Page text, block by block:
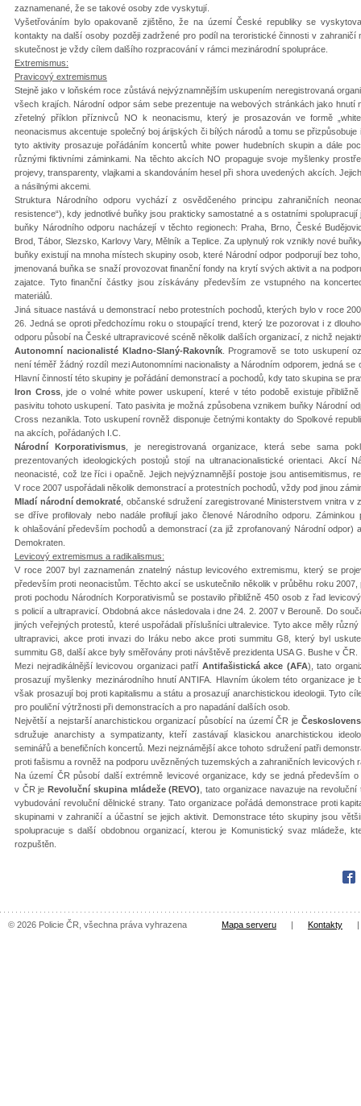
zaznamenané, že se takové osoby zde vyskytují.
Vyšetřováním bylo opakovaně zjištěno, že na území České republiky se
kontakty na další osoby později zadržené pro podíl na teroristické činnosti v
skutečnost je vždy cílem dalšího rozpracování v rámci mezinárodní spolupráce.
Extremismus:
Pravicový extremismus
Stejně jako v loňském roce zůstává nejvýznamnějším uskupením neregistrovaná
všech krajích. Národní odpor sám sebe prezentuje na webových stránkách jako hnutí
zřetelný příklon příznivců NO k neonacismu, který je prosazován ve formě
neonacismus akcentuje společný boj árijských či bílých národů a tomu se
tyto aktivity prosazuje pořádáním koncertů white power hudebních skupin a dále
různými fiktivními záminkami. Na těchto akcích NO propaguje svoje myšlenky
projevy, transparenty, vlajkami a skandováním hesel při shora uvedených akcích.
a násilnými akcemi.
Struktura Národního odporu vychází z osvědčeného principu zahraničních
resistence“), kdy jednotlivé buňky jsou prakticky samostatné a s ostatními
buňky Národního odporu nacházejí v těchto regionech: Praha, Brno, České
Brod, Tábor, Slezsko, Karlovy Vary, Mělník a Teplice. Za uplynulý rok vznikly nové
buňky existují na mnoha místech skupiny osob, které Národní odpor podporují bez
jmenovaná buňka se snaží provozovat finanční fondy na krytí svých aktivit a na
zajatce. Tyto finanční částky jsou získávány především ze vstupného na
materiálů.
Jiná situace nastává u demonstrací nebo protestních pochodů, kterých bylo v roce
26. Jedná se oproti předchozímu roku o stoupající trend, který lze pozorovat i z
odporu působí na České ultrapravicové scéně několik dalších organizací, z nichž
Autonomní nacionalisté Kladno-Slaný-Rakovník. Programově se toto uskupení
není téměř žádný rozdíl mezi Autonomními nacionalisty a Národním odporem, jedná
Hlavní činností této skupiny je pořádání demonstrací a pochodů, kdy tato skupina se
Iron Cross, jde o volné white power uskupení, které v této podobě existuje
pasivitu tohoto uskupení. Tato pasivita je možná způsobena vznikem buňky Národní
Cross nezanikla. Toto uskupení rovněž disponuje četnými kontakty do Spolkové
na akcích, pořádaných I.C.
Národní Korporativismus, je neregistrovaná organizace, která sebe sama
prezentovaných ideologických postojů stojí na ultranacionalistické orientaci. Akcí
neonacisté, což lze říci i opačně. Jejich nejvýznamnější postoje jsou antisemitismus,
V roce 2007 uspořádali několik demonstrací a protestních pochodů, vždy pod jinou
Mladí národní demokraté , občanské sdružení zaregistrované Ministerstvem vnitra
se dříve profilovaly nebo nadále profilují jako členové Národního odporu.
k ohlašování především pochodů a demonstrací (za již zprofanovaný Národní odpor)
Demokraten.
Levicový extremismus a radikalismus:
V roce 2007 byl zaznamenán znatelný nástup levicového extremismu, který se
především proti neonacistům. Těchto akcí se uskutečnilo několik v průběhu roku
proti pochodu Národních Korporativismů se postavilo přibližně 450 osob z řad
s policií a ultrapravicí. Obdobná akce následovala i dne 24. 2. 2007 v Berouně. Do
jiných veřejných protestů, které uspořádali příslušníci ultralevice. Tyto akce měly
ultrapravici, akce proti invazi do Iráku nebo akce proti summitu G8, který byl
summitu G8, další akce byly směřovány proti návštěvě prezidenta USA G. Bushe v ČR.
Mezi nejradikálnější levicovou organizaci patří Antifašistická akce (AFA) , tato
prosazují myšlenky mezinárodního hnutí ANTIFA. Hlavním úkolem této organizace
však prosazují boj proti kapitalismu a státu a prosazují anarchistickou ideologii. Tyto
pro pouliční výtržnosti při demonstracích a pro napadání dalších osob.
Největší a nejstarší anarchistickou organizací působící na území ČR je
sdružuje anarchisty a sympatizanty, kteří zastávají klasickou anarchistickou
seminářů a benefičních koncertů. Mezi nejznámější akce tohoto sdružení patři
proti fašismu a rovněž na podporu uvězněných tuzemských a zahraničních levicových
Na území ČR působí další extrémně levicové organizace, kdy se jedná především
v ČR jeRevoluční skupina mládeže (REVO)
, tato organizace navazuje na
vybudování revoluční dělnické strany. Tato organizace pořádá demonstrace proti
skupinami v zahraničí a účastní se jejich aktivit. Demonstrace této skupiny jsou
spolupracuje s další obdobnou organizací, kterou je Komunistický svaz mládeže,
rozpuštěn.
© 2026 Policie ČR, všechna práva vyhrazena Mapa serveru | Kontakty |